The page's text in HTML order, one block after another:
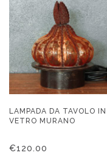
LAMPADA DA TAVOLO IN
VETRO MURANO
€120.00